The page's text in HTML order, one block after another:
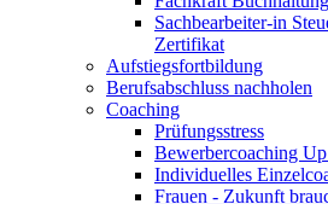
Sachbearbeiter-in
Zertifikat
Aufstiegsfortbildung
Berufsabschluss nachholen
Coaching
Prüfungsstress
Bewerbercoaching
Individuelles
Frauen - Zukunft